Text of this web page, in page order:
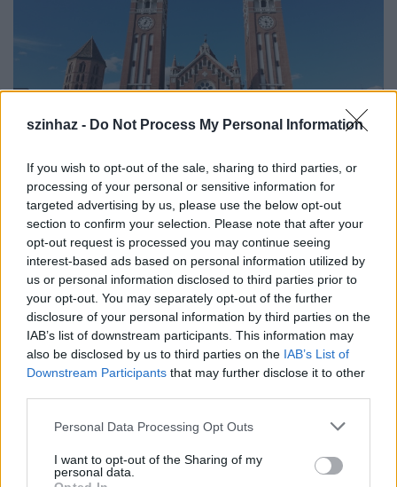
szinhaz - Do Not Process My Personal Information
If you wish to opt-out of the sale, sharing to third parties, or
processing of your personal or sensitive information for
targeted advertising by us, please use the below opt-out
section to confirm your selection. Please note that after your
opt-out request is processed you may continue seeing
interest-based ads based on personal information utilized by
us or personal information disclosed to third parties prior to
your opt-out. You may separately opt-out of the further
disclosure of your personal information by third parties on the
IAB’s list of downstream participants. This information may
also be disclosed by us to third parties on the IAB’s List of
Downstream Participants that may further disclose it to other
Please note that this website/app uses one or more Google
not limited to your visit or usage behaviour. You may click to
grant or deny consent to Google and its third-party tags to
Personal Data Processing Opt Outs
I want to opt-out of the Sharing of my
personal data.
Épül a Dóm téri szabadtéri színpad
mtothorsi•2020. július 16.
Megkezdődött a Szegedi Szabadtéri Játékok Dóm
téri játszóhelyének építése. A fesztivál ikonikus
helyszínének számító téren elsőként ...